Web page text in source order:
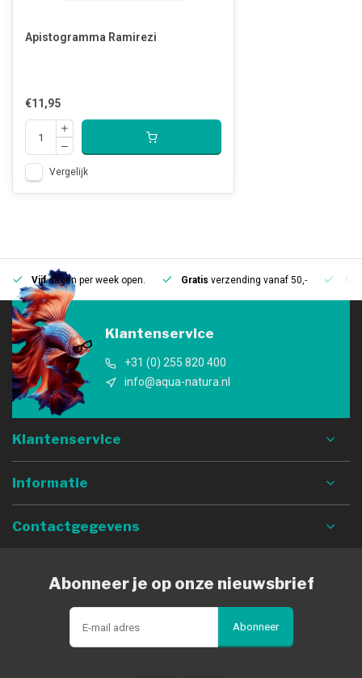
Apistogramma Ramirezi
€11,95
Vergelijk
Vijfdagen per week open. Gratis verzending vanaf 50,-
Klantenservice
+31 (0) 255 820 400
info@aqua-natura.nl
Klantenservice
Informatie
Contactgegevens
Abonneer je op onze nieuwsbrief
Abonneer